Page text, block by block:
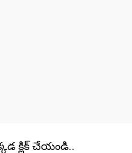
క్లిక్ చేయండి..